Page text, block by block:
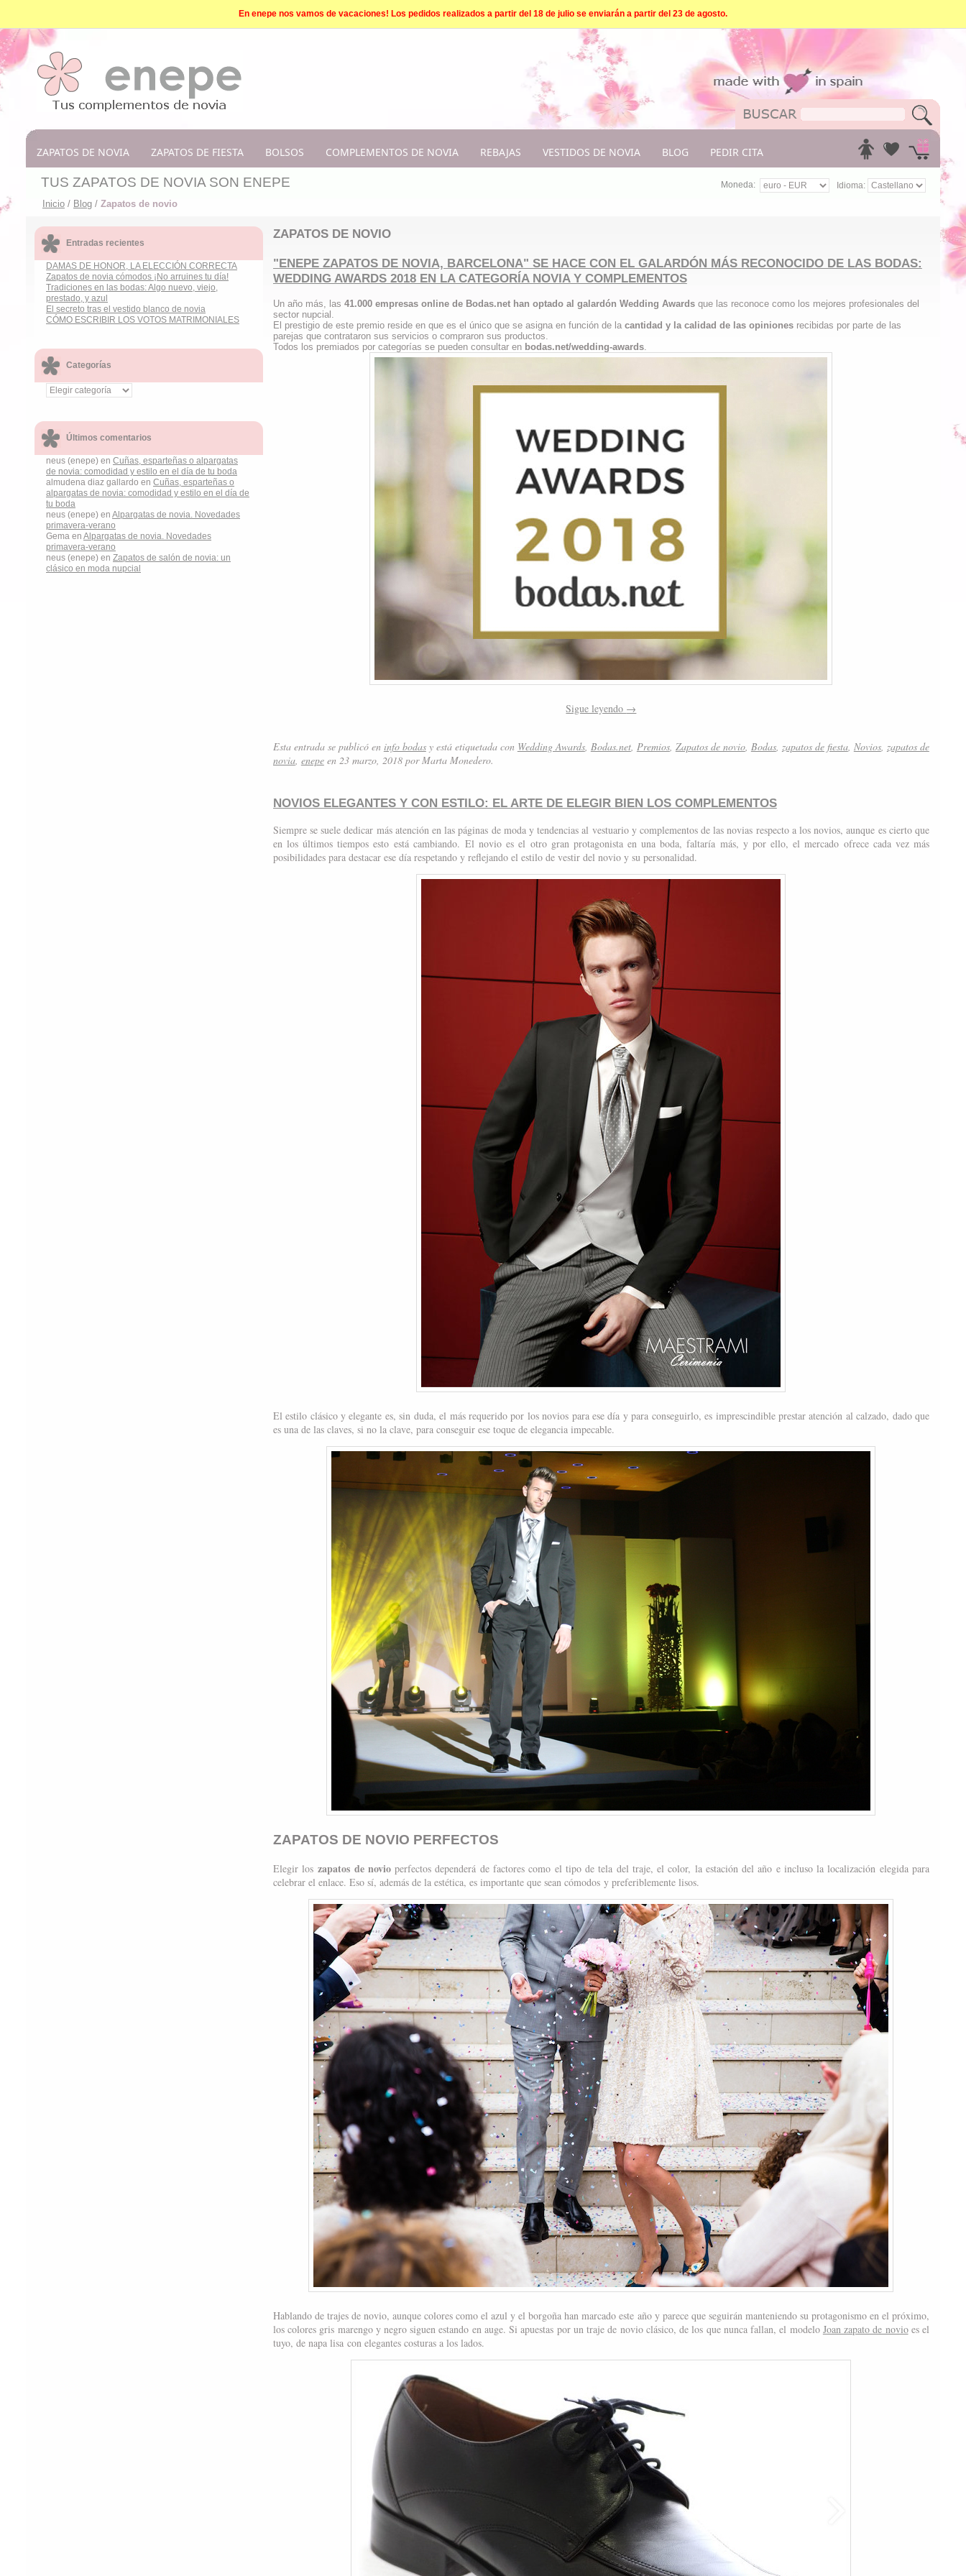
En enepe nos vamos de vacaciones! Los pedidos realizados a partir del 18 de julio se enviarán a partir del 23 de agosto.
ZAPATOS DE NOVIA ZAPATOS DE FIESTA BOLSOS COMPLEMENTOS DE NOVIA REBAJAS VESTIDOS DE NOVIA BLOG PEDIR CITA
Idioma:
Moneda:
TUS ZAPATOS DE NOVIA SON ENEPE
Inicio / Blog / Zapatos de novio
Entradas recientes
DAMAS DE HONOR, LA ELECCIÓN CORRECTA
Zapatos de novia cómodos ¡No arruines tu día!
Tradiciones en las bodas: Algo nuevo, viejo,
prestado, y azul
El secreto tras el vestido blanco de novia
CÓMO ESCRIBIR LOS VOTOS MATRIMONIALES
Categorías
Últimos comentarios
neus (enepe) en Cuñas, esparteñas o alpargatas
de novia: comodidad y estilo en el día de tu boda
almudena diaz gallardo en Cuñas, esparteñas o
alpargatas de novia: comodidad y estilo en el día de
tu boda
neus (enepe) en Alpargatas de novia. Novedades
primavera-verano
Gema en Alpargatas de novia. Novedades
primavera-verano
neus (enepe) en Zapatos de salón de novia: un
clásico en moda nupcial
ZAPATOS DE NOVIO
"ENEPE ZAPATOS DE NOVIA, BARCELONA" SE HACE CON EL GALARDÓN MÁS RECONOCIDO DE LAS BODAS:
WEDDING AWARDS 2018 EN LA CATEGORÍA NOVIA Y COMPLEMENTOS
Un año más, las 41.000 empresas online de Bodas.net han optado al galardón Wedding Awardsque las reconoce como los mejores profesionales del
sector nupcial.
El prestigio de este premio reside en que es el único que se asigna en función de la cantidad y la calidad de las opinionesrecibidas por parte de las
parejas que contrataron sus servicios o compraron sus productos.
Todos los premiados por categorías se pueden consultar en bodas.net/wedding-awards.
Sigue leyendo →
Esta entrada se publicó en info bodasy está etiquetada con Wedding Awards, Bodas.net, Premios, Zapatos de novio, Bodas, zapatos de fiesta, Novios, zapatos de
novia, enepeen 23 marzo, 2018por Marta Monedero.
NOVIOS ELEGANTES Y CON ESTILO: EL ARTE DE ELEGIR BIEN LOS COMPLEMENTOS
Siempre se suele dedicar más atención en las páginas de moda y tendencias al vestuario y complementos de las novias respecto a los novios, aunque es cierto que
en los últimos tiempos esto está cambiando. El novio es el otro gran protagonista en una boda, faltaría más, y por ello, el mercado ofrece cada vez más
posibilidades para destacar ese día respetando y reflejando el estilo de vestir del novio y su personalidad.
El estilo clásico y elegante es, sin duda, el más requerido por los novios para ese día y para conseguirlo, es imprescindible prestar atención al calzado, dado que
es una de las claves, si no la clave, para conseguir ese toque de elegancia impecable.
ZAPATOS DE NOVIO PERFECTOS
Elegir loszapatos de novioperfectos dependerá de factores como el tipo de tela del traje, el color, la estación del año e incluso la localización elegida para
celebrar el enlace. Eso sí, además de la estética, es importante que sean cómodos y preferiblemente lisos.
Hablando de trajes de novio, aunque colores como el azul y el borgoña han marcado este año y parece que seguirán manteniendo su protagonismo en el próximo,
los colores gris marengo y negro siguen estando en auge. Si apuestas por un traje de novio clásico, de los que nunca fallan, el modelo Joan zapato de novioes el
tuyo, de napa lisa con elegantes costuras a los lados.